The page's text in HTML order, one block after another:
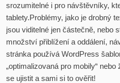
srozumitelné i pro návštěvníky,
tablety.Problémy, jako je drobný
jsou viditelné jen částečně, nebo
množství přiblížení a oddálení,
stránka používá WordPress
„optimalizovaná pro mobily“
se ujistit a sami si to ověřit!